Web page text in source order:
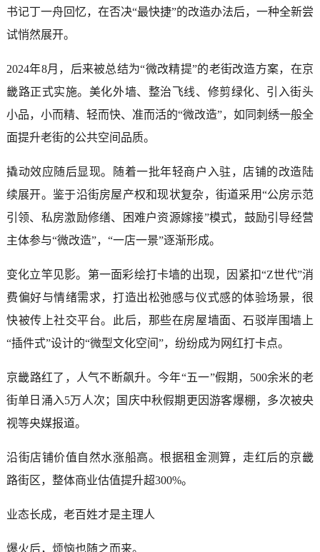
书记丁一舟回忆，在否决“最快捷”的改造办法后，一种全新尝
试悄然展开。
2024年8月，后来被总结为“微改精提”的老街改造方案，在京
畿路正式实施。美化外墙、整治飞线、修剪绿化、引入街头
小品，小而精、轻而快、准而活的“微改造”，如同刺绣一般全
面提升老街的公共空间品质。
撬动效应随后显现。随着一批年轻商户入驻，店铺的改造陆
续展开。鉴于沿街房屋产权和现状复杂，街道采用“公房示范
引领、私房激励修缮、困难户资源嫁接”模式，鼓励引导经营
主体参与“微改造”，“一店一景”逐渐形成。
变化立竿见影。第一面彩绘打卡墙的出现，因紧扣“Z世代”消
费偏好与情绪需求，打造出松弛感与仪式感的体验场景，很
快被传上社交平台。此后，那些在房屋墙面、石驳岸围墙上
“插件式”设计的“微型文化空间”，纷纷成为网红打卡点。
京畿路红了，人气不断飙升。今年“五一”假期，500余米的老
街单日涌入5万人次；国庆中秋假期更因游客爆棚，多次被央
视等央媒报道。
沿街店铺价值自然水涨船高。根据租金测算，走红后的京畿
路街区，整体商业估值提升超300%。
业态长成，老百姓才是主理人
爆火后，烦恼也随之而来。